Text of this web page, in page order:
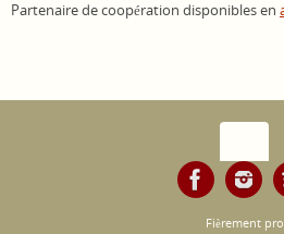
Partenaire de coopération disponibles en
Fièrement